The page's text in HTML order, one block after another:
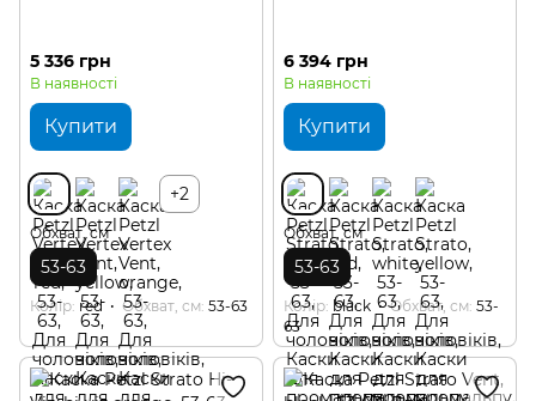
5 336 грн
В наявності
Купити
+2
Обхват, см
53-63
Колір red Обхват, см 53-63
6 394 грн
В наявності
Купити
Обхват, см
53-63
Колір black Обхват, см 53-
63